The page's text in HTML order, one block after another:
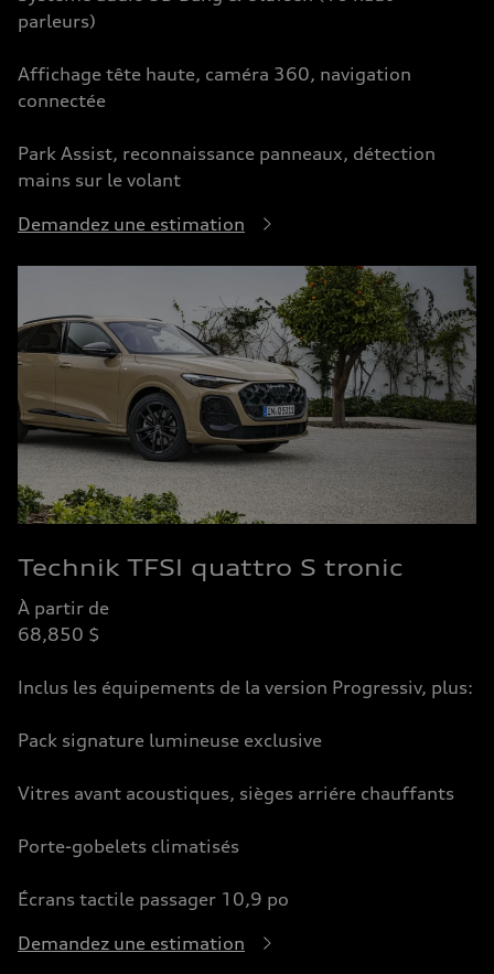
parleurs)
Affichage tête haute, caméra 360, navigation
connectée
Park Assist, reconnaissance panneaux, détection
mains sur le volant
Demandez une estimation
Technik TFSI quattro S tronic
À partir de
68,850 $
Inclus les équipements de la version Progressiv, plus:
Pack signature lumineuse exclusive
Vitres avant acoustiques, sièges arriére chauffants
Porte-gobelets climatisés
Écrans tactile passager 10,9 po
Demandez une estimation